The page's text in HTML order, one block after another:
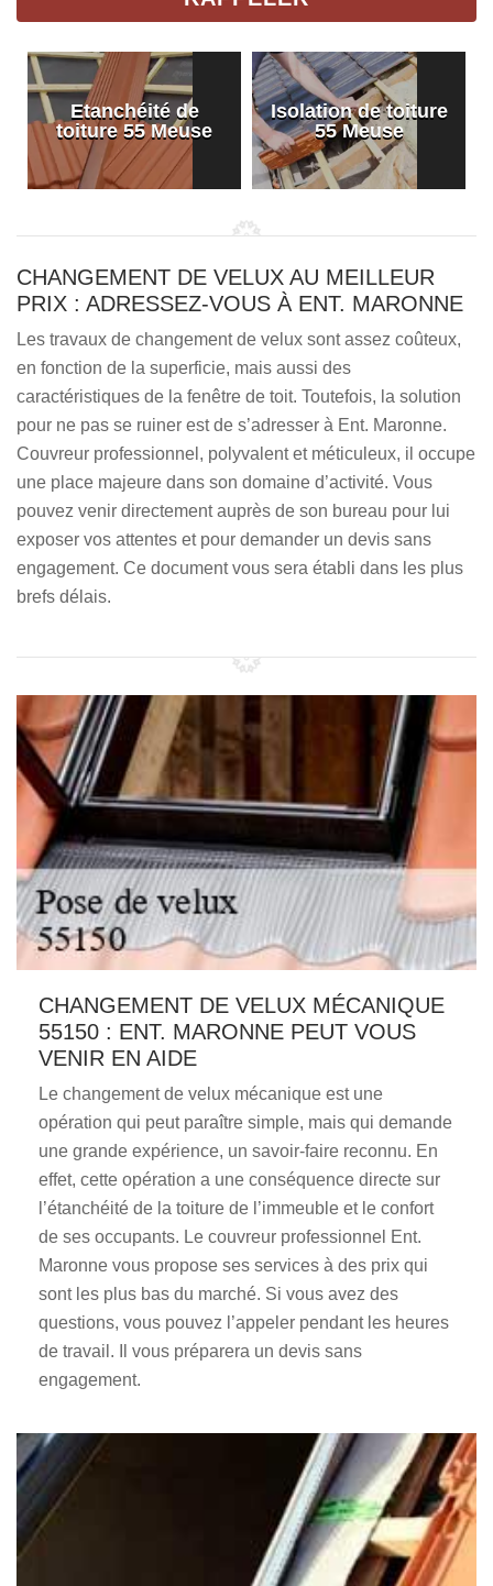
Etanchéité de
toiture 55 Meuse
Isolation de toiture
55 Meuse
CHANGEMENT DE VELUX AU MEILLEUR
PRIX : ADRESSEZ-VOUS À ENT. MARONNE
Les travaux de changement de velux sont assez coûteux,
en fonction de la superficie, mais aussi des
caractéristiques de la fenêtre de toit. Toutefois, la solution
pour ne pas se ruiner est de s’adresser à Ent. Maronne.
Couvreur professionnel, polyvalent et méticuleux, il occupe
une place majeure dans son domaine d’activité. Vous
pouvez venir directement auprès de son bureau pour lui
exposer vos attentes et pour demander un devis sans
engagement. Ce document vous sera établi dans les plus
brefs délais.
CHANGEMENT DE VELUX MÉCANIQUE
55150 : ENT. MARONNE PEUT VOUS
VENIR EN AIDE
Le changement de velux mécanique est une
opération qui peut paraître simple, mais qui demande
une grande expérience, un savoir-faire reconnu. En
effet, cette opération a une conséquence directe sur
l’étanchéité de la toiture de l’immeuble et le confort
de ses occupants. Le couvreur professionnel Ent.
Maronne vous propose ses services à des prix qui
sont les plus bas du marché. Si vous avez des
questions, vous pouvez l’appeler pendant les heures
de travail. Il vous préparera un devis sans
engagement.